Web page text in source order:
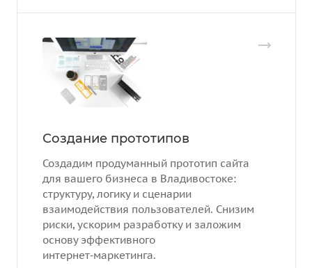
Создание прототипов
Создадим продуманный прототип сайта
для вашего бизнеса в Владивостоке:
структуру, логику и сценарии
взаимодействия пользователей. Снизим
риски, ускорим разработку и заложим
основу эффективного
интернет‑маркетинга.